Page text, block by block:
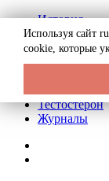
История
Биография
Криминал
Реклама на
Тестостерон
Журналы
Используя сайт
cookie, которые